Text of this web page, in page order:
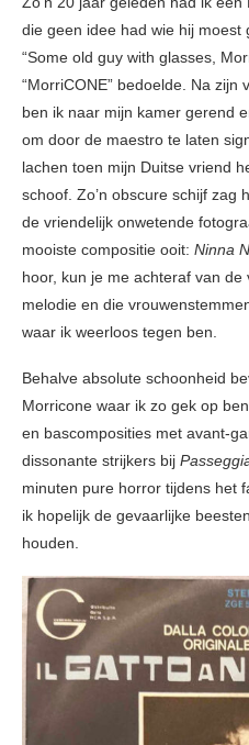
die geen idee had wie hij moest
“Some old guy with glasses,
“MorriCONE” bedoelde. Na zijn
ben ik naar mijn kamer gerend
om door de maestro te laten
lachen toen mijn Duitse vriend
schoof. Zo’n obscure schijf zag
de vriendelijk onwetende
mooiste compositie ooit: Ninna
hoor, kun je me achteraf van
melodie en die
waar ik weerloos tegen ben.
Behalve absolute schoonheid
Morricone waar ik zo gek op
en bascomposities met avant-
dissonante strijkers bij
minuten pure horror tijdens het
ik hopelijk de gevaarlijke
houden.